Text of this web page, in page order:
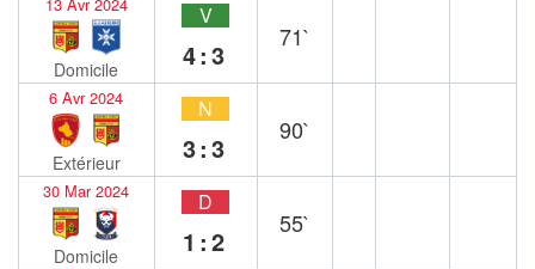
Domicile
V
4:3
71`
6 Avr 2024
Extérieur
N
3:3
90`
30 Mar 2024
Domicile
D
1:2
55`